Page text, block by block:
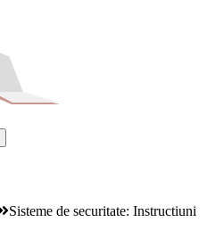
Sisteme de securitate: Instructiuni